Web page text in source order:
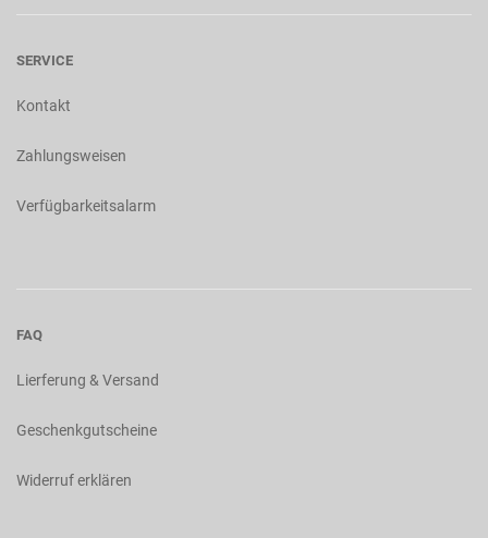
SERVICE
Kontakt
Zahlungsweisen
Verfügbarkeitsalarm
FAQ
Lierferung & Versand
Geschenkgutscheine
Widerruf erklären